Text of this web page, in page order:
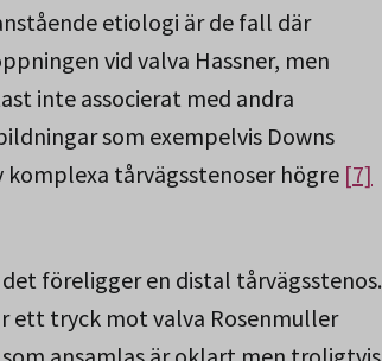
etiologi är de fall där
vid valva Hassner, men
inte associerat med andra
som exempelvis Downs
tårvägsstenoser högre [7]
föreligger en distal tårvägsstenos.
ett tryck mot valva Rosenmuller